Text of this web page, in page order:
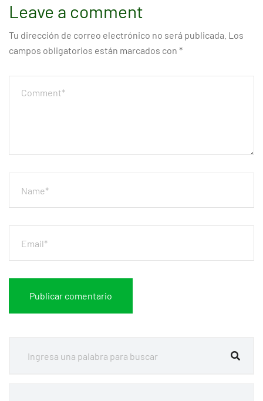
Leave a comment
Tu dirección de correo electrónico no será publicada. Los
campos obligatorios están marcados con *